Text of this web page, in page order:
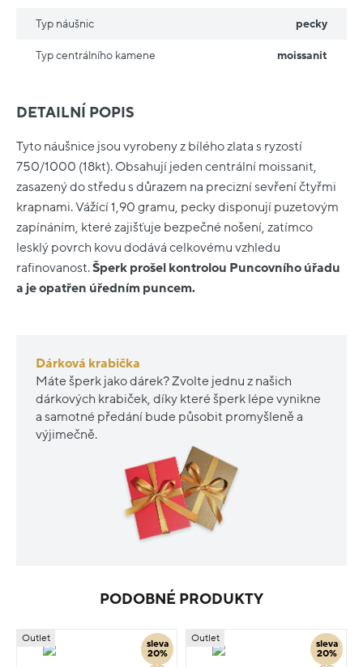
DETAILNÍ POPIS
Tyto náušnice jsou vyrobeny z bílého zlata s ryzostí
750/1000 (18kt). Obsahují jeden centrální moissanit,
zasazený do středu s důrazem na precizní sevření čtyřmi
krapnami. Vážící 1,90 gramu, pecky disponují puzetovým
zapínáním, které zajišťuje bezpečné nošení, zatímco
lesklý povrch kovu dodává celkovému vzhledu
rafinovanost.Šperk prošel kontrolou Puncovního úřadu
a je opatřen úředním puncem.
Dárková krabička
Máte šperk jako dárek? Zvolte jednu z našich
dárkových krabiček, díky které šperk lépe vynikne
a samotné předání bude působit promyšleně a
výjimečně.
Typ náušnic pecky
Typ centrálního kamene moissanit
PODOBNÉ PRODUKTY
sleva
20%
Outlet
sleva
20%
Outlet